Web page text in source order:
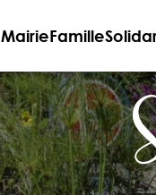
MairieFamille